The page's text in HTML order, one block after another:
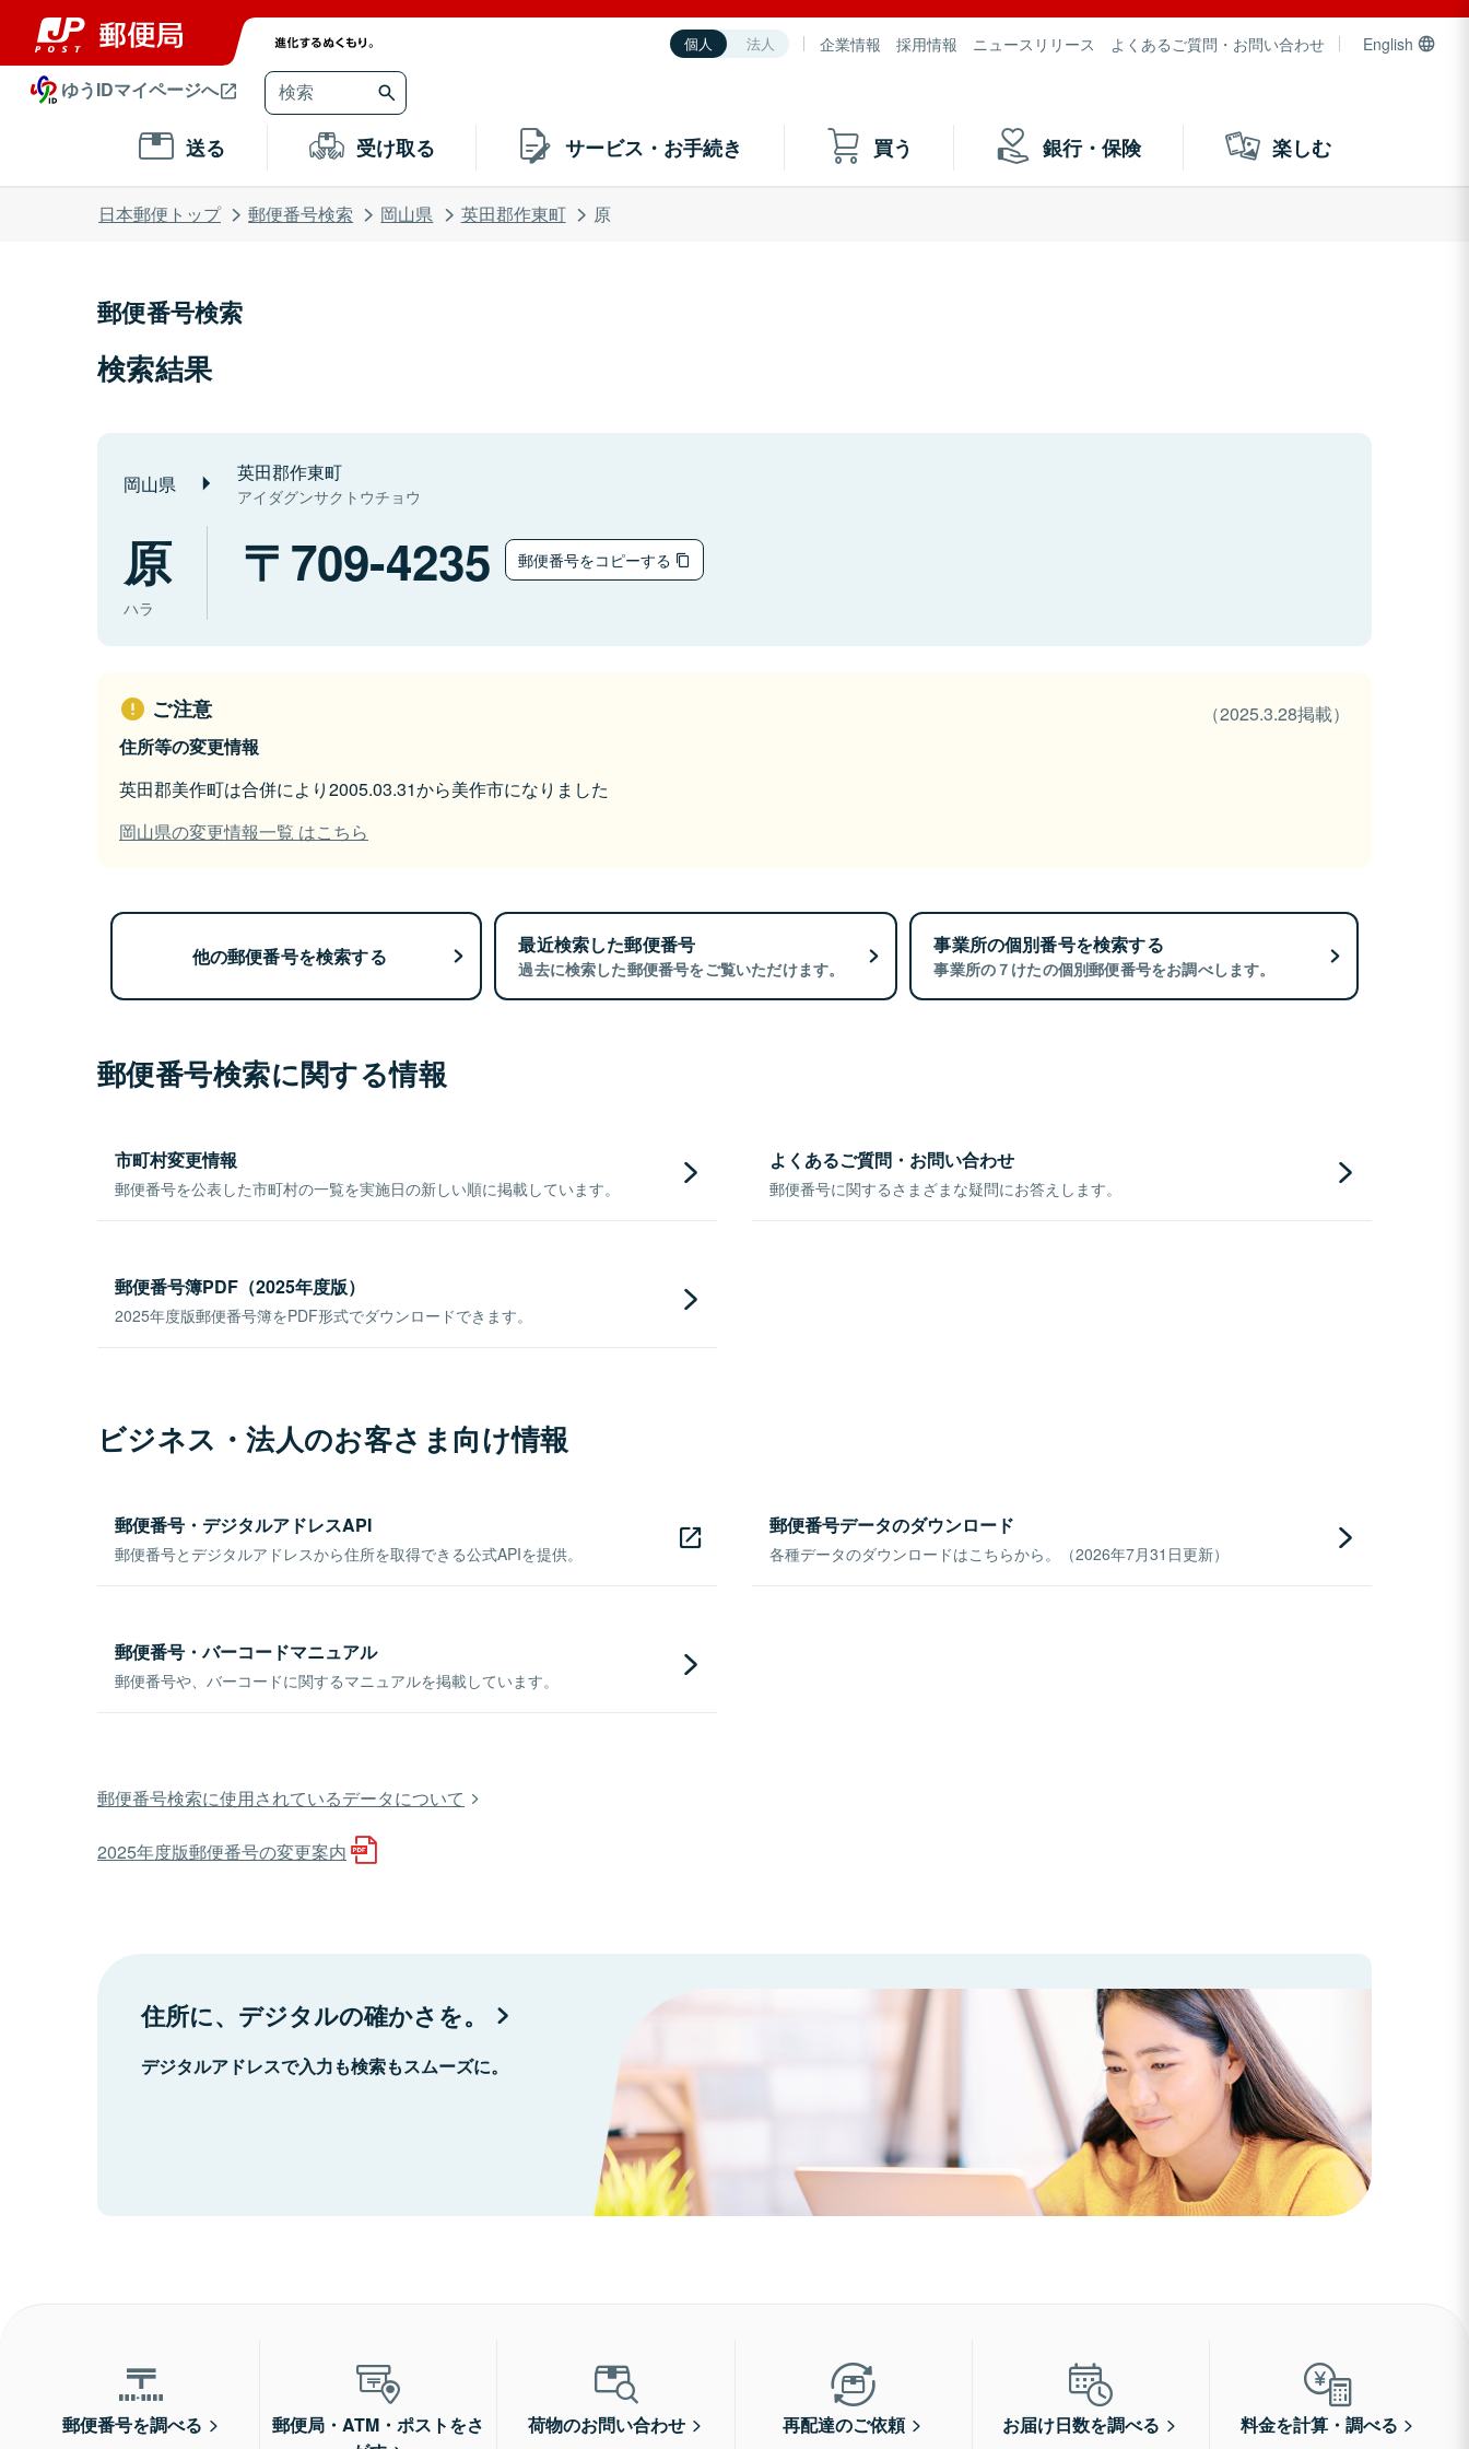
個人 法人 企業情報 採用情報 ニュースリリース よくあるご質問・お問い合わせ English
ゆうIDマイページへ
送る 受け取る サービス・お手続き 買う 銀行・保険 楽しむ
日本郵便トップ 郵便番号検索 岡山県 英田郡作東町 原
郵便番号検索
検索結果
岡山県 英田郡作東町
アイダグンサクトウチョウ
原
ハラ
709-4235 郵便番号をコピーする
ご注意
（2025.3.28掲載）
住所等の変更情報
英田郡美作町は合併により2005.03.31から美作市になりました
岡山県の変更情報一覧 はこちら
他の郵便番号を検索する 最近検索した郵便番号
過去に検索した郵便番号をご覧いただけます。
事業所の個別番号を検索する
事業所の７けたの個別郵便番号をお調べします。
郵便番号検索に関する情報
市町村変更情報
郵便番号を公表した市町村の一覧を実施日の新しい順に掲載しています。
よくあるご質問・お問い合わせ
郵便番号に関するさまざまな疑問にお答えします。
郵便番号簿PDF（2025年度版）
2025年度版郵便番号簿をPDF形式でダウンロードできます。
ビジネス・法人のお客さま向け情報
郵便番号・デジタルアドレスAPI
郵便番号とデジタルアドレスから住所を取得できる公式APIを提供。
郵便番号データのダウンロード
各種データのダウンロードはこちらから。（2026年7月31日更新）
郵便番号・バーコードマニュアル
郵便番号や、バーコードに関するマニュアルを掲載しています。
郵便番号検索に使用されているデータについて
2025年度版郵便番号の変更案内
住所に、デジタルの確かさを。
デジタルアドレスで入力も検索もスムーズに。
郵便番号を調べる
郵便局・ATM・ポストをさ
荷物のお問い合わせ 再配達のご依頼 お届け日数を調べる 料金を計算・調べる